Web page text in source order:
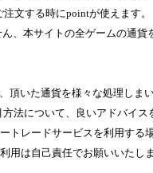
文する時にpointが使えます。
、本サイトの全ゲームの通貨
頂いた通貨を様々な処理しま
法について、良いアドバイ
トレードサービスを利用する
用は自己責任でお願いいたしま